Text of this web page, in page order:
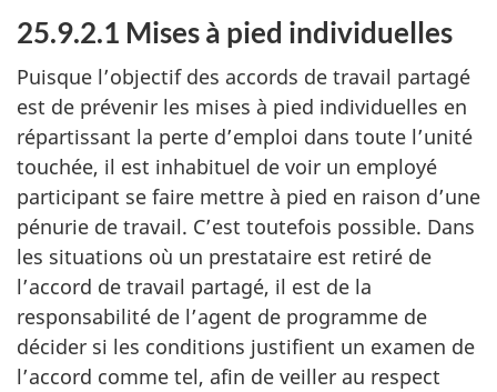
25.9.2.1 Mises à pied individuelles
Puisque l’objectif des accords de travail partagé
est de prévenir les mises à pied individuelles en
répartissant la perte d’emploi dans toute l’unité
touchée, il est inhabituel de voir un employé
participant se faire mettre à pied en raison d’une
pénurie de travail. C’est toutefois possible. Dans
les situations où un prestataire est retiré de
l’accord de travail partagé, il est de la
responsabilité de l’agent de programme de
décider si les conditions justifient un examen de
l’accord comme tel, afin de veiller au respect